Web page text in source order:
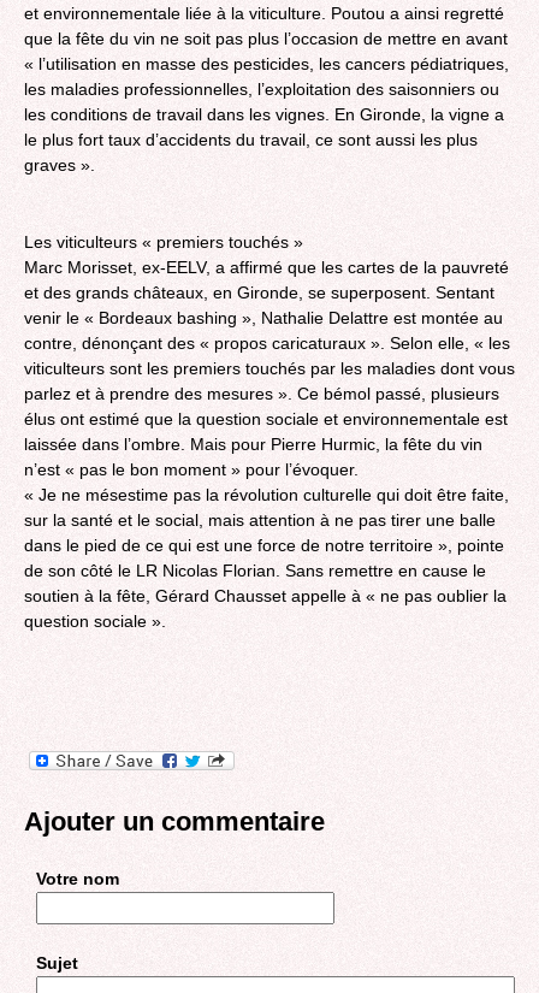
et environnementale liée à la viticulture. Poutou a ainsi regretté
que la fête du vin ne soit pas plus l’occasion de mettre en avant
« l’utilisation en masse des pesticides, les cancers pédiatriques,
les maladies professionnelles, l’exploitation des saisonniers ou
les conditions de travail dans les vignes. En Gironde, la vigne a
le plus fort taux d’accidents du travail, ce sont aussi les plus
graves ».
Les viticulteurs « premiers touchés »
Marc Morisset, ex-EELV, a affirmé que les cartes de la pauvreté
et des grands châteaux, en Gironde, se superposent. Sentant
venir le « Bordeaux bashing », Nathalie Delattre est montée au
contre, dénonçant des « propos caricaturaux ». Selon elle, « les
viticulteurs sont les premiers touchés par les maladies dont vous
parlez et à prendre des mesures ». Ce bémol passé, plusieurs
élus ont estimé que la question sociale et environnementale est
laissée dans l’ombre. Mais pour Pierre Hurmic, la fête du vin
n’est « pas le bon moment » pour l’évoquer.
« Je ne mésestime pas la révolution culturelle qui doit être faite,
sur la santé et le social, mais attention à ne pas tirer une balle
dans le pied de ce qui est une force de notre territoire », pointe
de son côté le LR Nicolas Florian. Sans remettre en cause le
soutien à la fête, Gérard Chausset appelle à « ne pas oublier la
question sociale ».
Ajouter un commentaire
Votre nom
Sujet